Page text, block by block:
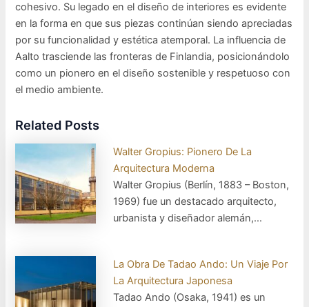
cohesivo. Su legado en el diseño de interiores es evidente
en la forma en que sus piezas continúan siendo apreciadas
por su funcionalidad y estética atemporal. La influencia de
Aalto trasciende las fronteras de Finlandia, posicionándolo
como un pionero en el diseño sostenible y respetuoso con
el medio ambiente.
Related Posts
Walter Gropius: Pionero De La
Arquitectura Moderna
Walter Gropius (Berlín, 1883 – Boston,
1969) fue un destacado arquitecto,
urbanista y diseñador alemán,…
La Obra De Tadao Ando: Un Viaje Por
La Arquitectura Japonesa
Tadao Ando (Osaka, 1941) es un